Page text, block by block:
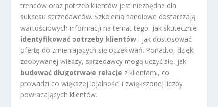
trendów oraz potrzeb klientów jest niezbędne dla
sukcesu sprzedawców. Szkolenia handlowe dostarczają
wartościowych informacji na temat tego, jak skutecznie
identyfikować potrzeby klientów i jak dostosować
ofertę do zmieniających się oczekiwań. Ponadto, dzięki
zdobywanej wiedzy, sprzedawcy mogą uczyć się, jak
budować długotrwałe relacje z klientami, co
prowadzi do większej lojalności i zwiększonej liczby
powracających klientów.